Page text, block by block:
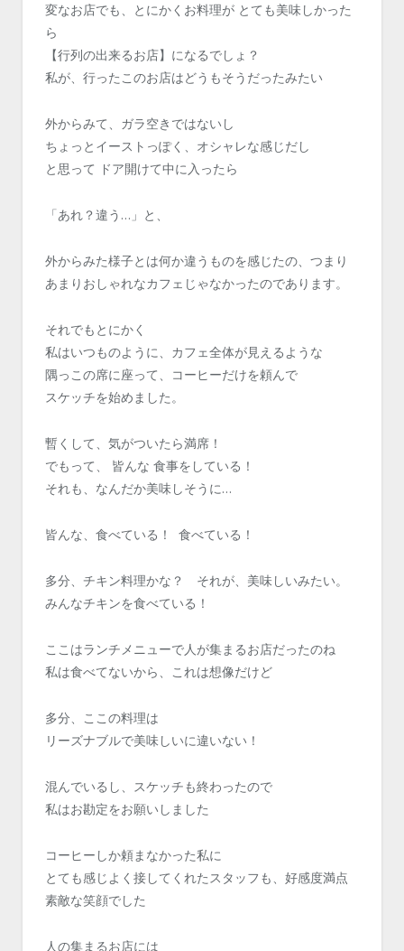
変なお店でも、とにかくお料理が とても美味しかった
ら
【行列の出来るお店】になるでしょ？
私が、行ったこのお店はどうもそうだったみたい
外からみて、ガラ空きではないし
ちょっとイーストっぽく、オシャレな感じだし
と思って ドア開けて中に入ったら
「あれ？違う…」と、
外からみた様子とは何か違うものを感じたの、つまり
あまりおしゃれなカフェじゃなかったのであります。
それでもとにかく
私はいつものように、カフェ全体が見えるような
隅っこの席に座って、コーヒーだけを頼んで
スケッチを始めました。
暫くして、気がついたら満席！
でもって、 皆んな 食事をしている！
それも、なんだか美味しそうに…
皆んな、食べている！ 食べている！
多分、チキン料理かな？ それが、美味しいみたい。
みんなチキンを食べている！
ここはランチメニューで人が集まるお店だったのね
私は食べてないから、これは想像だけど
多分、ここの料理は
リーズナブルで美味しいに違いない！
混んでいるし、スケッチも終わったので
私はお勘定をお願いしました
コーヒーしか頼まなかった私に
とても感じよく接してくれたスタッフも、好感度満点
素敵な笑顔でした
人の集まるお店には